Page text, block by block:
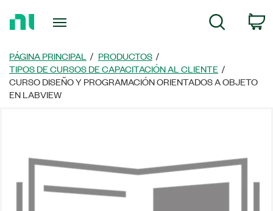
página
principal
Búsqueda
PÁGINA PRINCIPAL
PRODUCTOS
TIPOS DE CURSOS DE CAPACITACIÓN AL CLIENTE
CURSO DISEÑO Y PROGRAMACIÓN ORIENTADOS A OBJETO
EN LABVIEW